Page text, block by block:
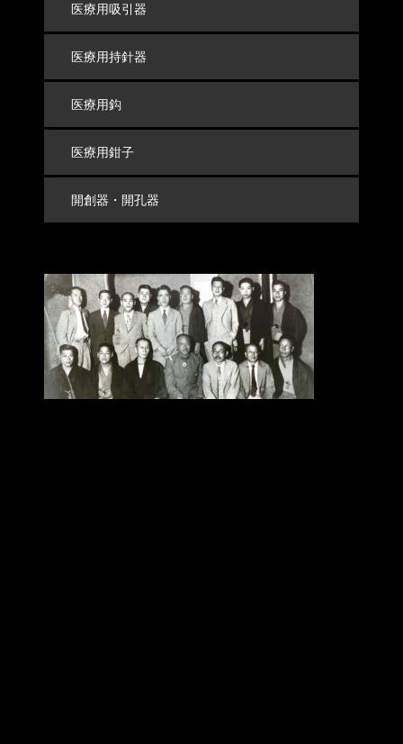
医療用吸引器
医療用持針器
医療用鈎
医療用鉗子
開創器・開孔器